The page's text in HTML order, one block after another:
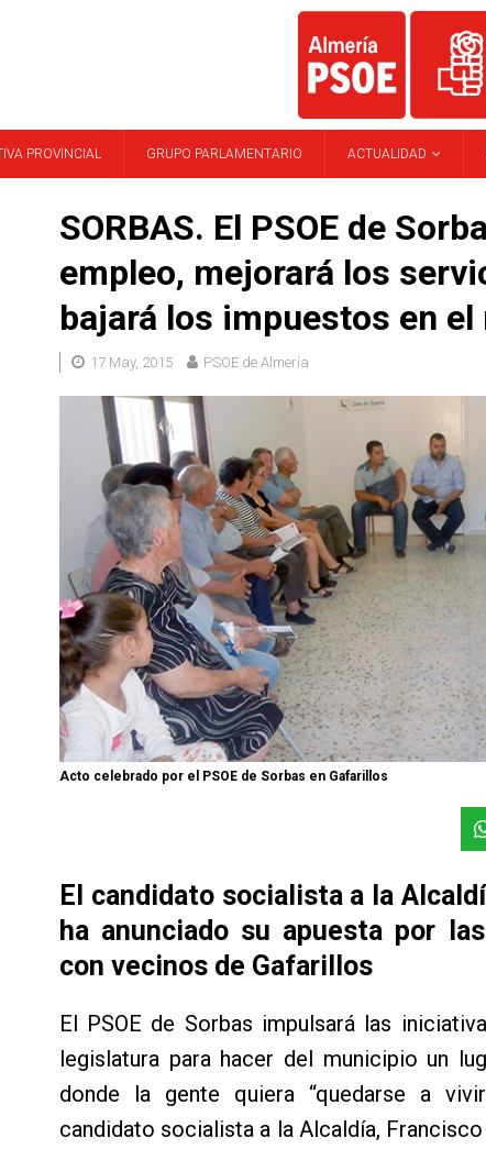
PROVINCIAL GRUPO PARLAMENTARIO ACTUALIDAD
SORBAS. El PSOE de
empleo, mejorará los
bajará los impuestos en
17 May, 2015 PSOE de Almería
Acto celebrado por el PSOE de Sorbas en Gafarillos
El candidato socialista a la
ha anunciado su apuesta por
con vecinos de Gafarillos
El PSOE de Sorbas impulsará las
legislatura para hacer del municipio un
donde la gente quiera “quedarse a
candidato socialista a la Alcaldía,